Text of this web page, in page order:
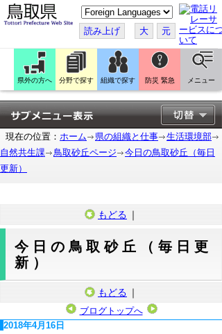
こ
の
ペ
ー
ジ
翻
訳
す
る
読み上げ 大 元
県外の方へ 分野で探す 組織で探す 防災 緊急 メニュー
現在の位置： ホーム 県の組織と仕事
生活環境部
自然共生課
鳥取砂丘ページ
今日の鳥取砂丘（毎日
更新）
もどる ｜
今日の鳥取砂丘（毎日更
新）
もどる ｜
ブログトップへ
2018年4月16日